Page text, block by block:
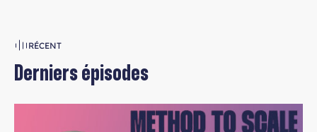
RÉCENT
Derniers épisodes